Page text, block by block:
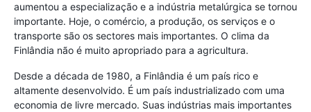
aumentou a especialização e a indústria metalúrgica se tornou
importante. Hoje, o comércio, a produção, os serviços e o
transporte são os sectores mais importantes. O clima da
Finlândia não é muito apropriado para a agricultura.
Desde a década de 1980, a Finlândia é um país rico e
altamente desenvolvido. É um país industrializado com uma
economia de livre mercado. Suas indústrias mais importantes